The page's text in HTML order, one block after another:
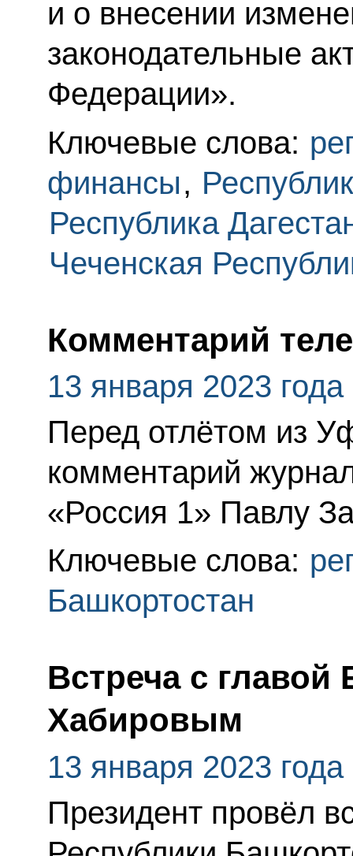
и о внесении
законодательные
Федерации».
Ключевые слова:
финансы,
Республика
Чеченская
Комментарий
13 января 2023 года
Перед отлётом из
комментарий
«Россия 1» Павлу
Ключевые слова:
Башкортостан
Встреча с
Хабировым
13 января 2023 года
Президент провёл